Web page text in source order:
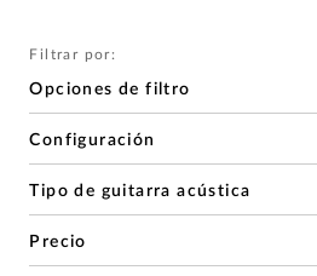
Filtrar por:
Opciones de filtro
Configuración
Tipo de guitarra acústica
Precio